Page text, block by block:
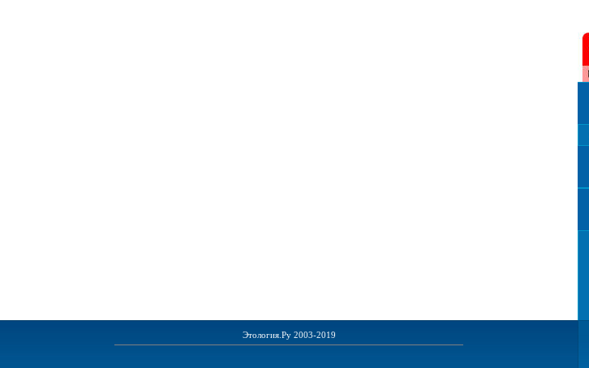
Этология.Ру 2003-2019